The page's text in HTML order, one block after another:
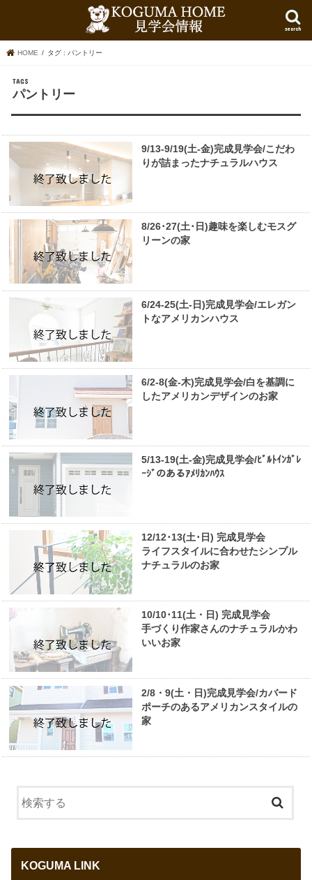
search
HOME タグ : パントリー
パントリー
9/13-9/19(土-金)完成見学会/こだわ
りが詰まったナチュラルハウス
8/26･27(土･日)趣味を楽しむモスグ
リーンの家
6/24-25(土-日)完成見学会/エレガン
トなアメリカンハウス
6/2-8(金-木)完成見学会/白を基調に
したアメリカンデザインのお家
5/13-19(土-金)完成見学会/ﾋﾞﾙﾄｲﾝｶﾞﾚ
ｰｼﾞのあるｱﾒﾘｶﾝﾊｳｽ
12/12･13(土･日) 完成見学会
ライフスタイルに合わせたシンプル
ナチュラルのお家
10/10･11(土・日) 完成見学会
手づくり作家さんのナチュラルかわ
いいお家
2/8・9(土・日)完成見学会/カバード
ポーチのあるアメリカンスタイルの
家
KOGUMA LINK